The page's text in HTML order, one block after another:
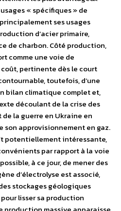
« spécifiques » de
ses usages
d’acier primaire,
de charbon. Côté production,
comme une voie de
pertinente dès le court
toutefois, d’une
bilan climatique complet et,
découlant de la crise des
de la guerre en Ukraine en
son approvisionnement en gaz.
potentiellement intéressante,
par rapport à la voie
à ce jour, de mener des
d’électrolyse est associé,
stockages géologiques
lisser sa production